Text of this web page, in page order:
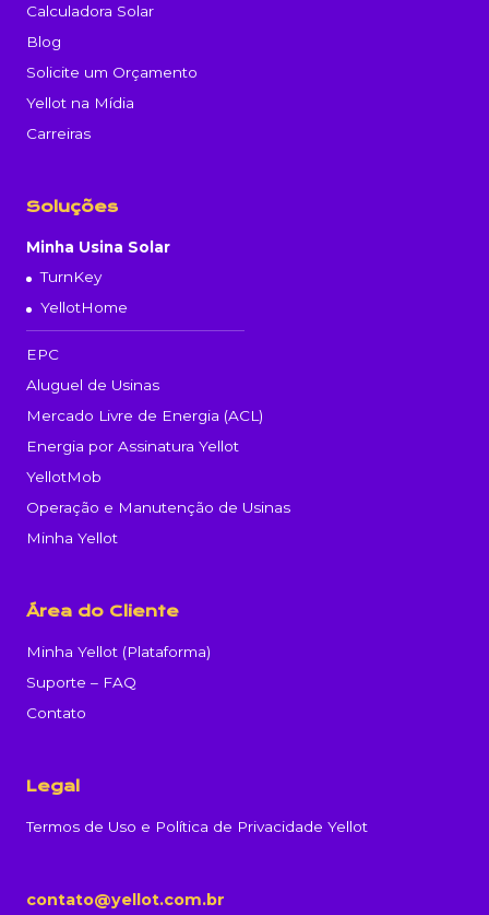
Calculadora Solar
Blog
Solicite um Orçamento
Yellot na Mídia
Carreiras
Soluções
Minha Usina Solar
TurnKey
YellotHome
EPC
Aluguel de Usinas
Mercado Livre de Energia (ACL)
Energia por Assinatura Yellot
YellotMob
Operação e Manutenção de Usinas
Minha Yellot
Área do Cliente
Minha Yellot (Plataforma)
Suporte – FAQ
Contato
Legal
Termos de Uso e Política de Privacidade Yellot
contato@yellot.com.br